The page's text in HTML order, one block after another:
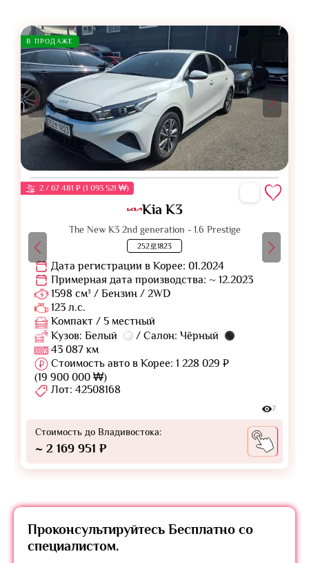
В ПРОДАЖЕ
2 / 67 481 ₽ (1 093 521 ₩)
Kia K3
The New K3 2nd generation - 1.6 Prestige
252로1823
Дата регистрации в Корее: 01.2024
Примерная дата производства: ~ 12.2023
1598 см³ / Бензин / 2WD
123 л.с.
Компакт / 5 местный
Кузов: Белый
/ Салон: Чёрный
43 087 км
Стоимость авто в Корее: 1 228 029 ₽
(19 900 000 ₩)
Лот: 42508168
7
Стоимость до Владивостока:
~ 2 169 951 ₽
Проконсультируйтесь Бесплатно со
специалистом.